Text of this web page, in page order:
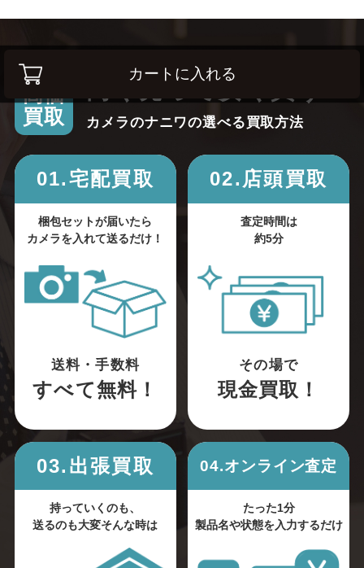
カートに入れる
高価
買取
カメラのナニワの選べる買取方法
01.宅配買取
梱包セットが届いたら
カメラを入れて送るだけ！
送料・手数料
すべて無料！
02.店頭買取
査定時間は
約5分
その場で
現金買取！
03.出張買取
持っていくのも、
送るのも大変そんな時は
04.オンライン査定
たった1分
製品名や状態を入力するだけ